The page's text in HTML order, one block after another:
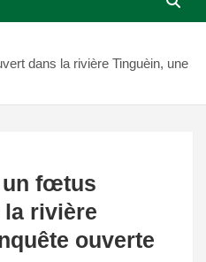
dans la rivière Tinguèin, une
un fœtus
la rivière
ouverte